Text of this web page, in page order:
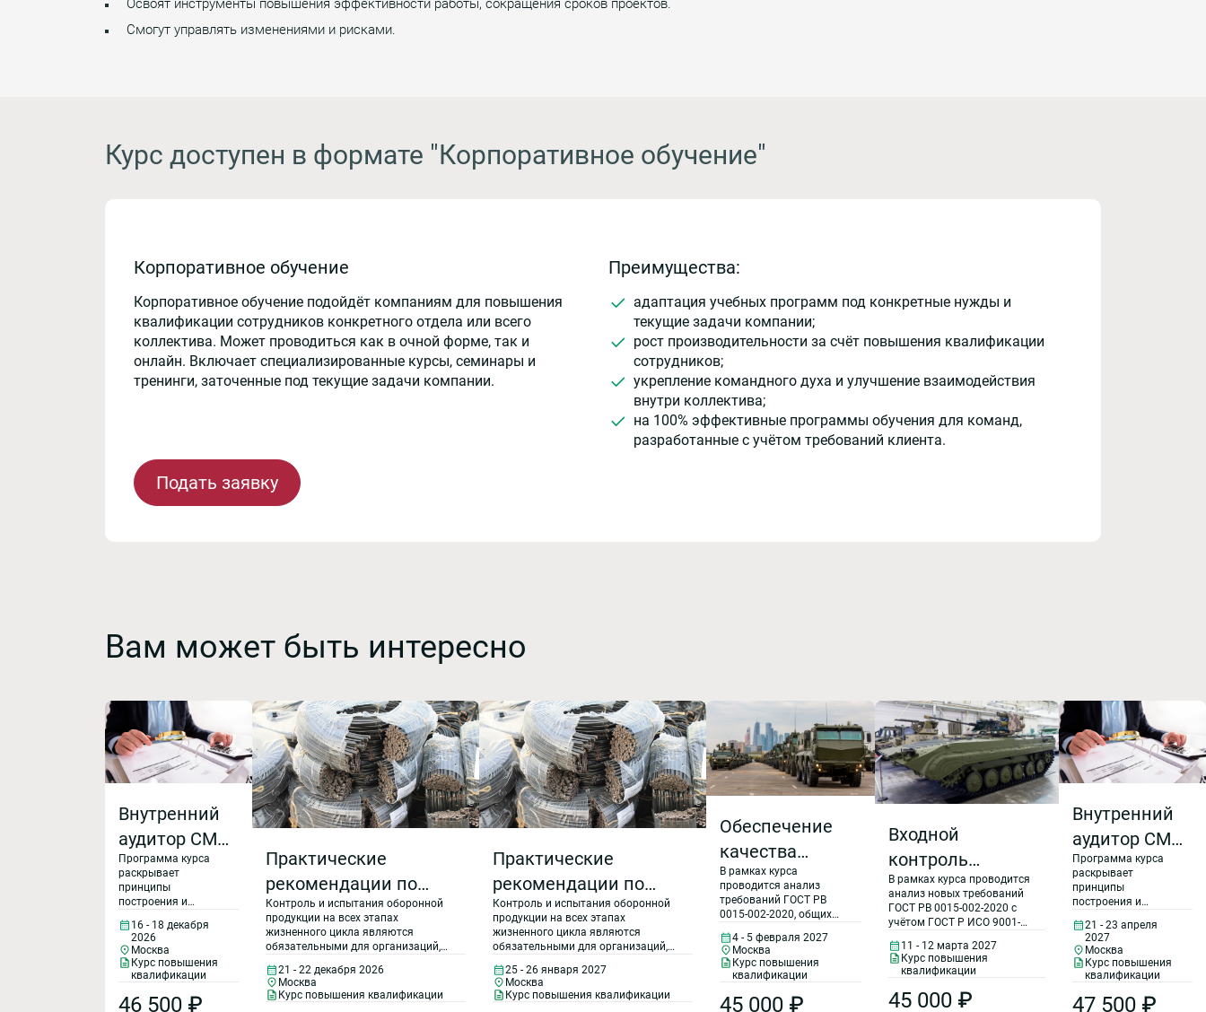
Освоят инструменты повышения эффективности работы, сокращения сроков проектов.
Смогут управлять изменениями и рисками.
Курс доступен в формате "Корпоративное обучение"
Корпоративное обучение
Корпоративное обучение подойдёт компаниям для повышения
квалификации сотрудников конкретного отдела или всего
коллектива. Может проводиться как в очной форме, так и
онлайн. Включает специализированные курсы, семинары и
тренинги, заточенные под текущие задачи компании.
Подать заявку
Преимущества:
адаптация учебных программ под конкретные нужды и
текущие задачи компании;
рост производительности за счёт повышения квалификации
сотрудников;
укрепление командного духа и улучшение взаимодействия
внутри коллектива;
на 100% эффективные программы обучения для команд,
разработанные с учётом требований клиента.
Вам может быть интересно
Внутренний
аудитор СМК
(ГОСТ Р ИСО
9001-2015,
ГОСТ РВ
0015-002-
2020).
Программа курса
раскрывает
принципы
построения и
системы
менеджмента
качества, состав
требований
ИСО 9001 – 2015 и
16 - 18 декабря
2026
Москва
Курс повышения
квалификации
46 500 ₽
Практические
рекомендации по
предупреждению
применения
контрафактной и
фальсифицированной
Контроль и испытания оборонной
продукции на всех этапах
жизненного цикла являются
обязательными для организаций,
государственного оборонного
заказа, поскольку обеспечивают
соответствие продукции
21 - 22 декабря 2026
Москва
Курс повышения квалификации
Практические
рекомендации по
предупреждению
применения
контрафактной и
фальсифицированной
Контроль и испытания оборонной
продукции на всех этапах
жизненного цикла являются
обязательными для организаций,
государственного оборонного
заказа, поскольку обеспечивают
соответствие продукции
25 - 26 января 2027
Москва
Курс повышения квалификации
Обеспечение
качества
продукции при
выполнении
ГОЗ с учётом
требований
стандартов
«СРПП. ВТ».
В рамках курса
проводится анализ
требований ГОСТ РВ
0015-002-2020, общих
ИСО 9001-2015 и
дополнительных
требований по ГОСТ Р
организаций.
4 - 5 февраля 2027
Москва
Курс повышения
квалификации
45 000 ₽
Входной
контроль
продукции.
Выявление
контрафактной
продукции.
В рамках курса проводится
анализ новых требований
ГОСТ РВ 0015-002-2020 с
учётом ГОСТ Р ИСО 9001-
СМК организаций,
участвующих в исполнении
ГОЗ. Рассматриваются: -
вопросы входного контроля
изделий военной техники по
11 - 12 марта 2027
Курс повышения
квалификации
45 000 ₽
Внутренний
аудитор СМК
(ГОСТ Р ИСО
9001-2015,
ГОСТ РВ
0015-002-
2020).
Программа курса
раскрывает
принципы
построения и
системы
менеджмента
качества, состав
требований
ИСО 9001 – 2015 и
21 - 23 апреля
2027
Москва
Курс повышения
квалификации
47 500 ₽